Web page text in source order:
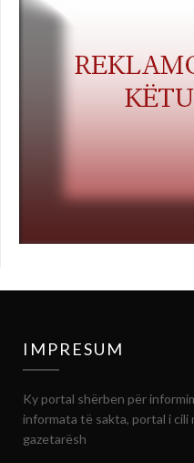
IMPRESUM
Ky portal shërben për
informata të sakta, portal i cili
gazetarësh